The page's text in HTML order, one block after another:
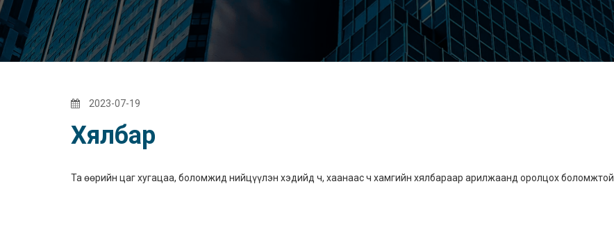
2023-07-19
Хялбар
Та өөрийн цаг хугацаа, боломжид нийцүүлэн хэдийд ч, хаанаас ч хамгийн хялбараар арилжаанд оролцох боломжтой.